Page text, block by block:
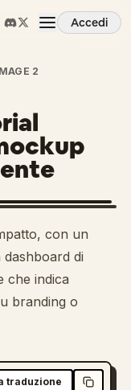
Accedi
2
con un
di
che indica
branding o
traduzione